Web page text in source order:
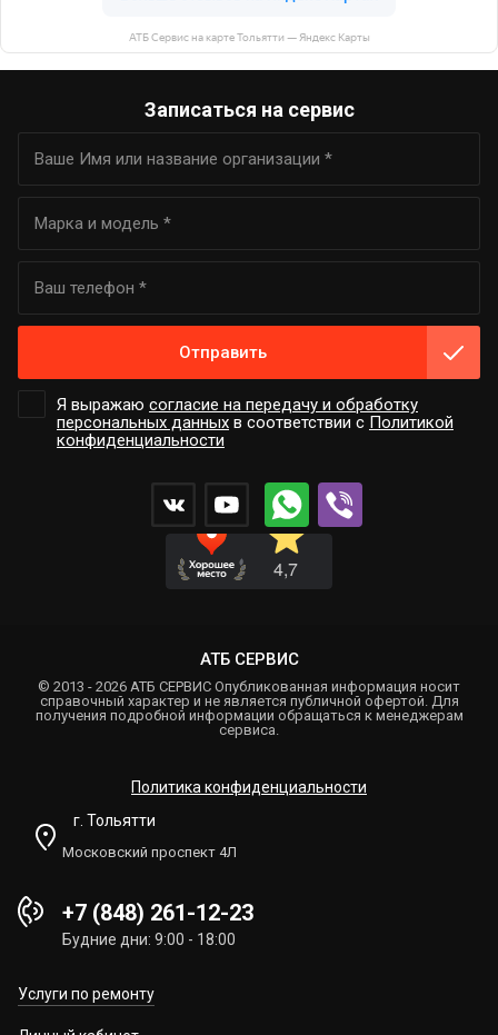
АТБ Сервис на карте Тольятти — Яндекс Карты
Записаться на сервис
Я выражаю согласие на передачу и обработку
персональных данных в соответствии с Политикой
конфиденциальности
Отправить
АТБ СЕРВИС
© 2013 - 2026 АТБ СЕРВИС Опубликованная информация носит
справочный характер и не является публичной офертой. Для
получения подробной информации обращаться к менеджерам
сервиса.
Политика конфиденциальности
г. Тольятти
Московский проспект 4Л
+7 (848) 261-12-23
Будние дни: 9:00 - 18:00
Услуги по ремонту